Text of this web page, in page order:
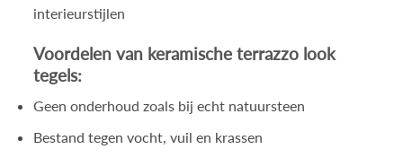
interieurstijlen
Voordelen van keramische terrazzo look
tegels:
Geen onderhoud zoals bij echt natuursteen
Bestand tegen vocht, vuil en krassen